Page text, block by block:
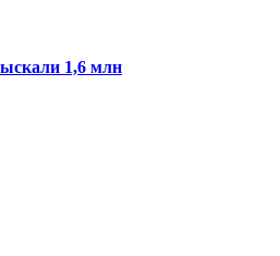
1,6 млн